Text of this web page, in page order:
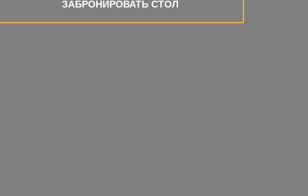
ЗАБРОНИРОВАТЬ СТОЛ